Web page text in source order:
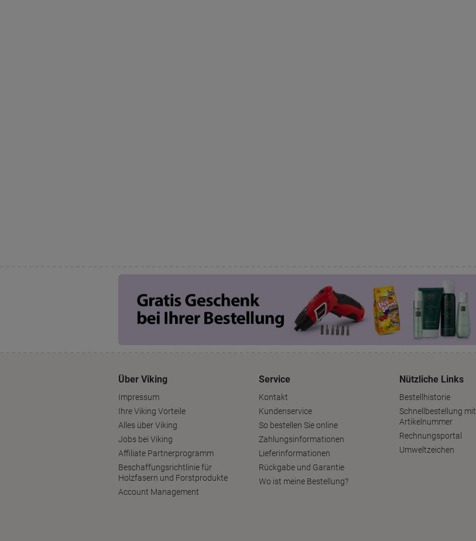
Über Viking
Impressum
Ihre Viking Vorteile
Alles über Viking
Jobs bei Viking
Affiliate Partnerprogramm
Beschaffungsrichtlinie für
Holzfasern und Forstprodukte
Account Management
Service
Kontakt
Kundenservice
So bestellen Sie online
Zahlungsinformationen
Lieferinformationen
Rückgabe und Garantie
Wo ist meine Bestellung?
Nützliche Links
Bestellhistorie
Schnellbestellung mit
Artikelnummer
Rechnungsportal
Umweltzeichen